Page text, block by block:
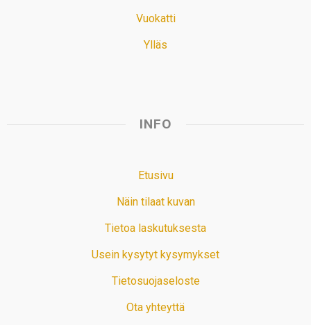
Vuokatti
Ylläs
INFO
Etusivu
Näin tilaat kuvan
Tietoa laskutuksesta
Usein kysytyt kysymykset
Tietosuojaseloste
Ota yhteyttä